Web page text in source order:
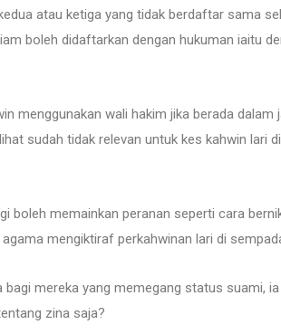
atau ketiga yang tidak berdaftar sama
boleh didaftarkan dengan hukuman iaitu
menggunakan wali hakim jika berada dalam
sudah tidak relevan untuk kes kahwin lari
boleh memainkan peranan seperti cara
mengiktiraf perkahwinan lari di
bagi mereka yang memegang status suami,
zina saja?